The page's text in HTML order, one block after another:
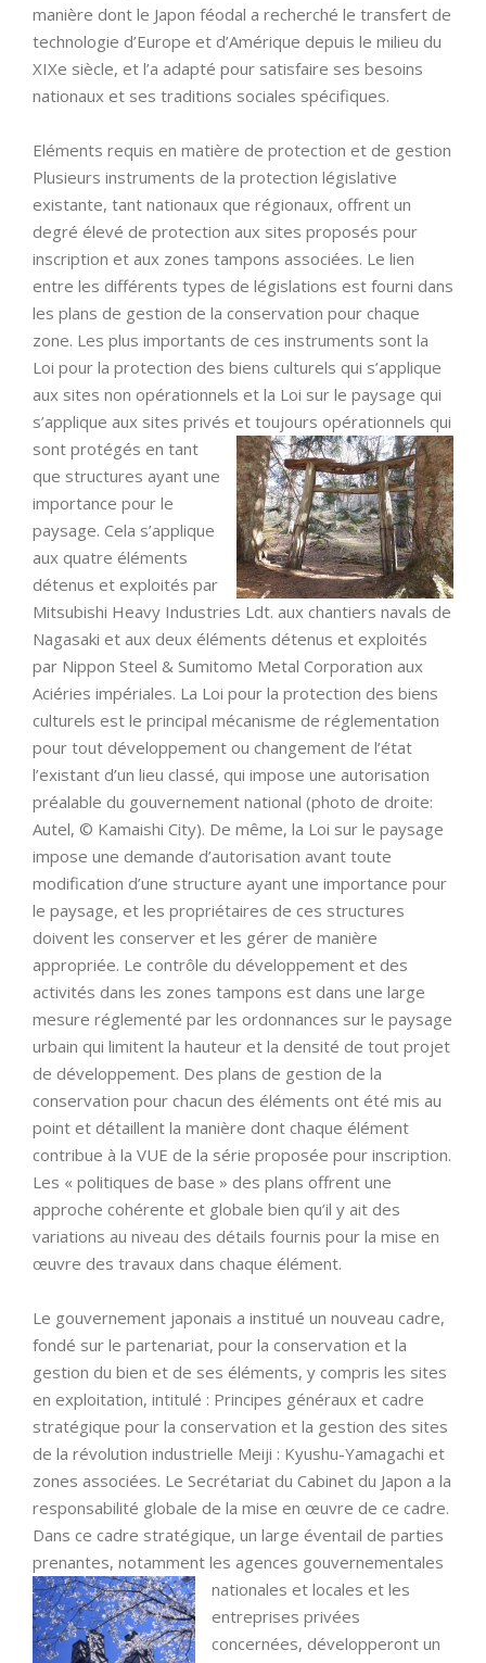
manière dont le Japon féodal a recherché le transfert de
technologie d’Europe et d’Amérique depuis le milieu du
XIXe siècle, et l’a adapté pour satisfaire ses besoins
nationaux et ses traditions sociales spécifiques.
Eléments requis en matière de protection et de gestion
Plusieurs instruments de la protection législative
existante, tant nationaux que régionaux, offrent un
degré élevé de protection aux sites proposés pour
inscription et aux zones tampons associées. Le lien
entre les différents types de législations est fourni dans
les plans de gestion de la conservation pour chaque
zone. Les plus importants de ces instruments sont la
Loi pour la protection des biens culturels qui s’applique
aux sites non opérationnels et la Loi sur le paysage qui
s’applique aux sites privés et toujours opérationnels qui
sont protégés en tant
que structures ayant une
importance pour le
paysage. Cela s’applique
aux quatre éléments
détenus et exploités par
Mitsubishi Heavy Industries Ldt. aux chantiers navals de
Nagasaki et aux deux éléments détenus et exploités
par Nippon Steel & Sumitomo Metal Corporation aux
Aciéries impériales. La Loi pour la protection des biens
culturels est le principal mécanisme de réglementation
pour tout développement ou changement de l’état
l’existant d’un lieu classé, qui impose une autorisation
préalable du gouvernement national (photo de droite:
Autel, © Kamaishi City). De même, la Loi sur le paysage
impose une demande d’autorisation avant toute
modification d’une structure ayant une importance pour
le paysage, et les propriétaires de ces structures
doivent les conserver et les gérer de manière
appropriée. Le contrôle du développement et des
activités dans les zones tampons est dans une large
mesure réglementé par les ordonnances sur le paysage
urbain qui limitent la hauteur et la densité de tout projet
de développement. Des plans de gestion de la
conservation pour chacun des éléments ont été mis au
point et détaillent la manière dont chaque élément
contribue à la VUE de la série proposée pour inscription.
Les « politiques de base » des plans offrent une
approche cohérente et globale bien qu’il y ait des
variations au niveau des détails fournis pour la mise en
œuvre des travaux dans chaque élément.
Le gouvernement japonais a institué un nouveau cadre,
fondé sur le partenariat, pour la conservation et la
gestion du bien et de ses éléments, y compris les sites
en exploitation, intitulé : Principes généraux et cadre
stratégique pour la conservation et la gestion des sites
de la révolution industrielle Meiji : Kyushu-Yamagachi et
zones associées. Le Secrétariat du Cabinet du Japon a la
responsabilité globale de la mise en œuvre de ce cadre.
Dans ce cadre stratégique, un large éventail de parties
prenantes, notamment les agences gouvernementales
nationales et locales et les
entreprises privées
concernées, développeront un